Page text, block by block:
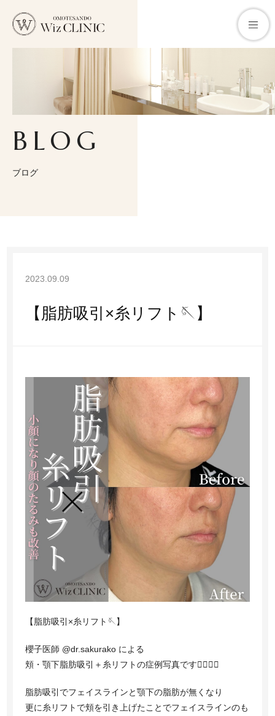
BLOG
ブログ
2023.09.09
【脂肪吸引×糸リフト🪡】
【脂肪吸引×糸リフト🪡】
櫻子医師 @dr.sakurako による
頬・顎下脂肪吸引＋糸リフトの症例写真です👩🏻‍⚕️✨
脂肪吸引でフェイスラインと顎下の脂肪が無くなり
更に糸リフトで頬を引き上げたことでフェイスラインのも
クリニックについて
お悩みから探す
その他
お知らせ
親権者同意書
プライバシーポリシー
お電話でのご予約・お問い合わせ
TEL:03-5962-7018
月曜日〜日曜日 10:00〜19:00（最終受付18:00）
休診日:なし
ご予約はこちら
JP /CN